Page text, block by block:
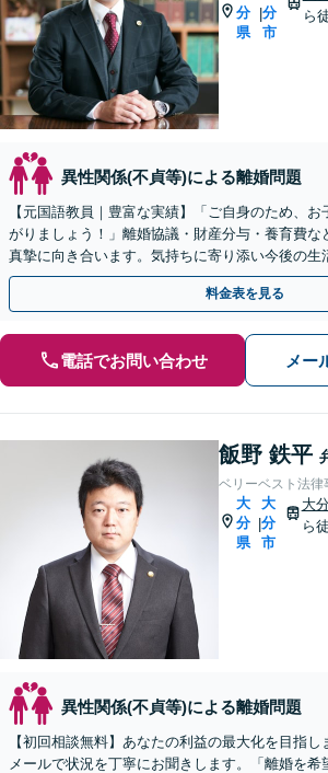
分
県
|分
市
ら
異性関係(不貞等)による離婚問題
【元国語教員｜豊富な実績】「ご自身のため、
がりましょう！」離婚協議・財産分与・養育費な
真摯に向き合います。気持ちに寄り添い今後の生
軽にご相談を【初回相談無料｜土日夜間相談｜大
料金表を見る
電話でお問い合わせ メー
飯野 鉄平
ベリーベスト法律
大
分
県
|
大
分
市
大
ら
異性関係(不貞等)による離婚問題
【初回相談無料】あなたの利益の最大化を目指し
メールで状況を丁寧にお聞きします。「離婚を希